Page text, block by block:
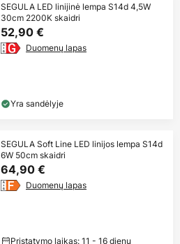
SEGULA LED linijinė lempa S14d 4,5W
30cm 2200K skaidri
52,90 €
Duomenų lapas
Yra sandėlyje
SEGULA Soft Line LED linijos lempa S14d
6W 50cm skaidri
64,90 €
Duomenų lapas
Pristatymo laikas: 11 - 16 dienų